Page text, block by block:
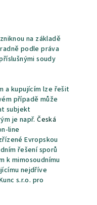
na základě
podle práva
soudy
a kupujícím lze řešit
případě může
subjekt
je např.Česká
line
Evropskou
řešení sporů
k mimosoudnímu
nejdříve
s.r.o. pro